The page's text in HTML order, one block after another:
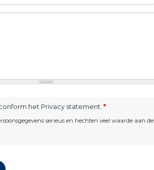
het Privacy statement. *
serieus en hechten veel waarde aan de